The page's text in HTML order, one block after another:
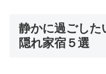
静かに過ごした
隠れ家宿５選